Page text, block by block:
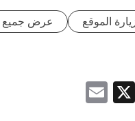
الموقع عرض جميع
WhatsApp
X